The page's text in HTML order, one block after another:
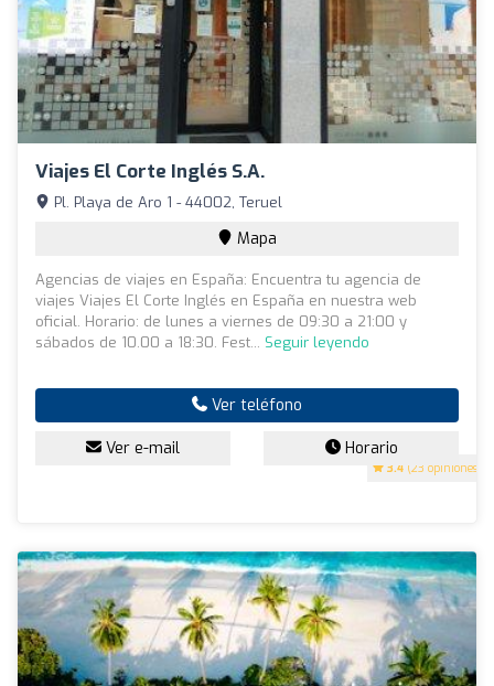
Viajes El Corte Inglés S.A.
3.4 (23 opiniones)
Pl. Playa de Aro 1 - 44002, Teruel
Mapa
Agencias de viajes en España: Encuentra tu agencia de
viajes Viajes El Corte Inglés en España en nuestra web
oficial. Horario: de lunes a viernes de 09:30 a 21:00 y
sábados de 10.00 a 18:30. Fest... Seguir leyendo
Ver teléfono
Ver e-mail Horario